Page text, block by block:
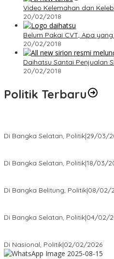
Video Kelemahan dan
20/02/2018
Belum Pakai CVT, Apa
20/02/2018
Daihatsu Santai Penjualan
20/02/2018
Politik Terbaru
Di Bangka Selatan, Politik|29/03/
Di Bangka Selatan, Politik|18/03/
Di Bangka Belitung, Politik|08/02/
Di Bangka Selatan, Politik|04/02/
Di Nasional, Politik|02/02/2026